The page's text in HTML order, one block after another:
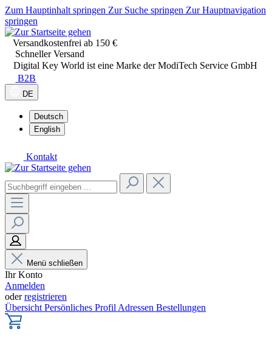
Zum Hauptinhalt springen Zur Suche springen Zur Hauptnavigation
springen
Versandkostenfrei ab 150 €
Schneller Versand
Digital Key World ist eine Marke der ModiTech Service GmbH
B2B
DE
Deutsch
English
Kontakt
Menü schließen
Ihr Konto
Anmelden
oderregistrieren
Übersicht Persönliches Profil Adressen Bestellungen